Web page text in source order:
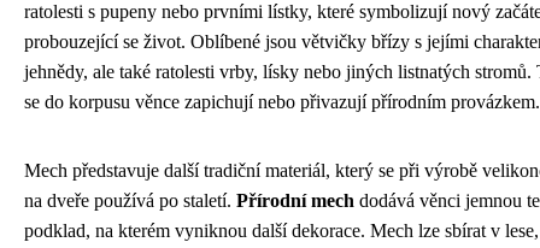
ratolesti s pupeny nebo prvními lístky, které symbolizují nový
probouzející se život. Oblíbené jsou větvičky břízy s jejími
jehnědy, ale také ratolesti vrby, lísky nebo jiných listnatých
se do korpusu věnce zapichují nebo přivazují přírodním provázkem.
Mech představuje další tradiční materiál, který se při výrobě
na dveře používá po staletí. Přírodní mech dodává věnci jemnou
podklad, na kterém vyniknou další dekorace. Mech lze sbírat v